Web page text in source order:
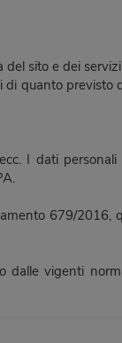
sito e dei
quanto previsto
I dati personali
679/2016,
dalle vigenti